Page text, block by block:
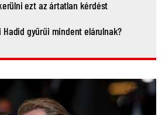
ezt az ártatlan kérdést
Hadid gyűrűi mindent elárulnak?